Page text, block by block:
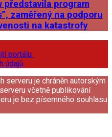
představila program
zaměřený na podporu
na katastrofy
portálu
údajů
serveru je chráněn autorským
včetně publikování
je bez písemného souhlasu